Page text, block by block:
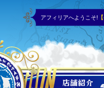
アフィリアへようこそ!